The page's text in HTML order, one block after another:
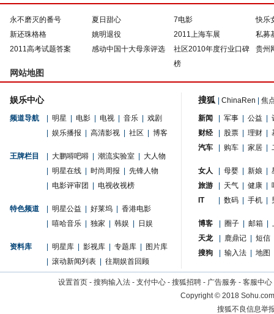
永不磨灭的番号 夏日甜心 7电影
快乐
新还珠格格
姚明退役 2011上海车展
私募
2011高考试题答案
感动中国十大母亲评选
社区2010年度行业口碑
榜
贵州
网站地图
娱乐中心
频道导航 明星 电影 电视 音乐
戏剧
娱乐播报 高清影视 社区 博客
王牌栏目 大鹏嘚吧嘚 潮流实验室
大人物
明星在线 时尚周报
先锋人物
电影评审团 电视收视榜
特色频道 明星公益 好莱坞
香港电影
嘻哈音乐 独家 韩娱 日娱
资料库 明星库 影视库 专题库
图片库
滚动新闻列表 往期娱首回顾
搜狐 ChinaRen 焦
新闻 军事 公益
财经
股票 理财
汽车
购车 家居
女人 母婴 新娘
旅游
天气 健康
IT
数码 手机
博客 圈子 邮箱
天龙
鹿鼎记
短信
搜狗
输入法 地图
设置首页 - 搜狗输入法 - 支付中心 - 搜狐招聘 - 广告服务 - 客服中心
Copyright©2018
搜狐不良信息举